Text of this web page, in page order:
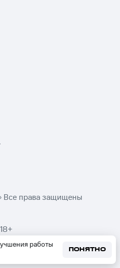
работы
ПОНЯТНО
права защищены
18+